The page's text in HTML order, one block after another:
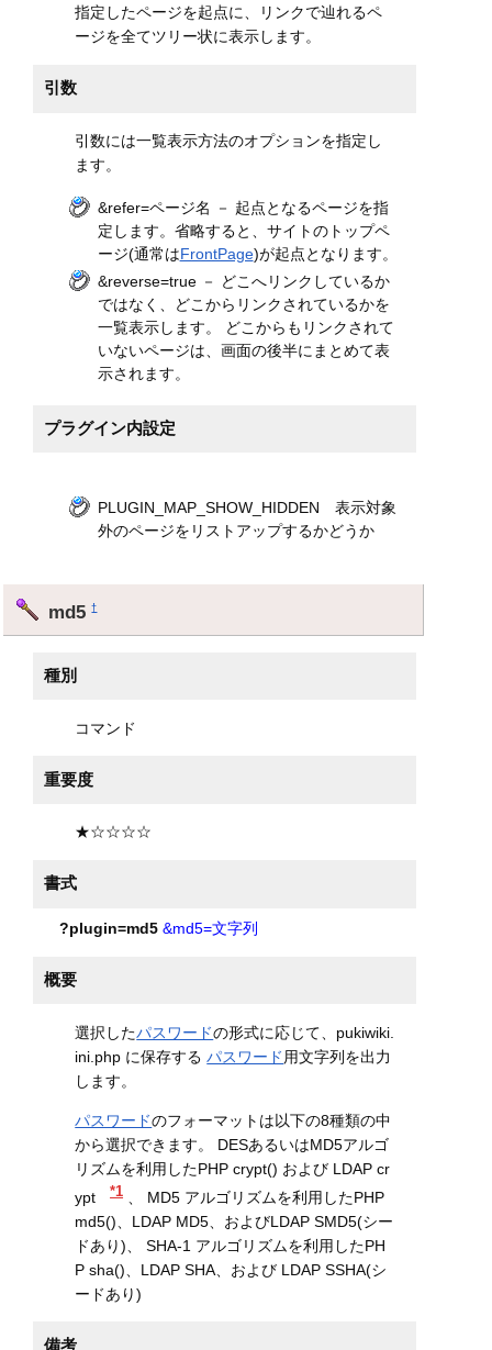
指定したページを起点に、リンクで辿れるペ
ージを全てツリー状に表示します。
引数
引数には一覧表示方法のオプションを指定し
ます。
&refer=ページ名 － 起点となるページを指
定します。省略すると、サイトのトップペ
ージ(通常はFrontPage)が起点となります。
&reverse=true － どこへリンクしているか
ではなく、どこからリンクされているかを
一覧表示します。 どこからもリンクされて
いないページは、画面の後半にまとめて表
示されます。
プラグイン内設定
PLUGIN_MAP_SHOW_HIDDEN 表示対象
外のページをリストアップするかどうか
md5†
種別
コマンド
重要度
★☆☆☆☆
書式
?plugin=md5 &md5=文字列
概要
選択したパスワードの形式に応じて、pukiwiki.
ini.php に保存するパスワード 用文字列を出力
します。
パスワードのフォーマットは以下の8種類の中
から選択できます。 DESあるいはMD5アルゴ
リズムを利用したPHP crypt() および LDAP cr
ypt
*1
、 MD5 アルゴリズムを利用したPHP
md5()、LDAP MD5、およびLDAP SMD5(シー
ドあり)、 SHA-1 アルゴリズムを利用したPH
P sha()、LDAP SHA、および LDAP SSHA(シ
ードあり)
備考